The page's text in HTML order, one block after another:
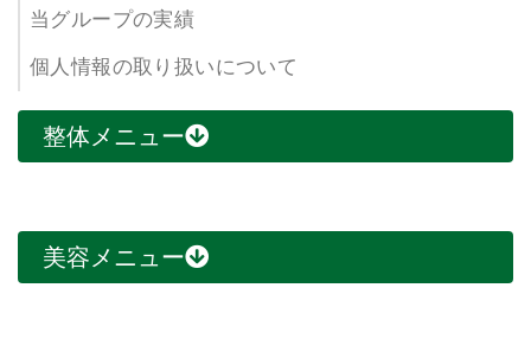
当グループの実績
個人情報の取り扱いについて
整体メニュー
美容メニュー